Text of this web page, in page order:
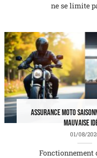
ne se limite
Assurance moto
mauvaise
01/08/
Fonctionnement